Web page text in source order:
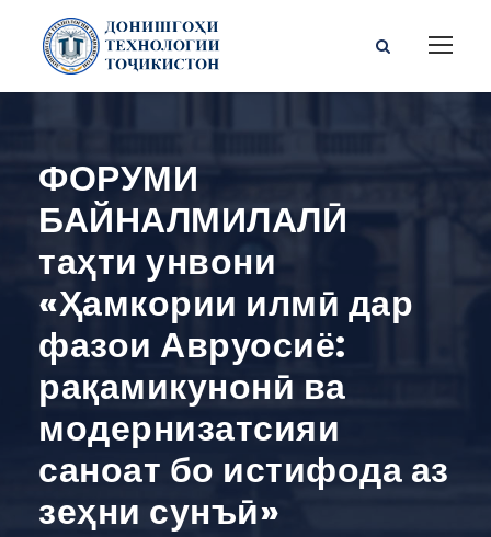
ФОРУМИ
БАЙНАЛМИЛАЛӢ
таҳти унвони
«Ҳамкории илмӣ дар
фазои Авруосиё:
рақамикунонӣ ва
модернизатсияи
саноат бо истифода аз
зеҳни сунъӣ»